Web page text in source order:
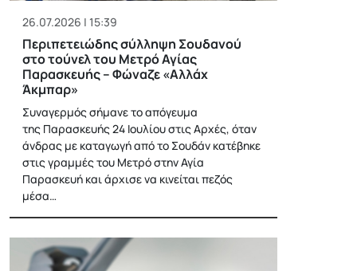
26.07.2026 | 15:39
Περιπετειώδης σύλληψη Σουδανού
στο τούνελ του Μετρό Αγίας
Παρασκευής – Φώναζε «Αλλάχ
Άκμπαρ»
Συναγερμός σήμανε το απόγευμα
της Παρασκευής 24 Ιουλίου στις Αρχές, όταν
άνδρας με καταγωγή από το Σουδάν κατέβηκε
στις γραμμές του Μετρό στην Αγία
Παρασκευή και άρχισε να κινείται πεζός
μέσα…